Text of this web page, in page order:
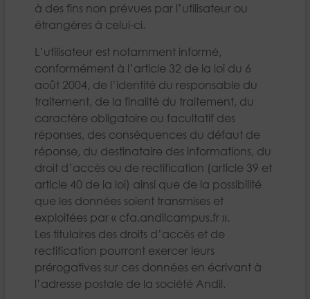
à des fins non prévues par l’utilisateur ou
étrangères à celui-ci.
L’utilisateur est notamment informé,
conformément à l’article 32 de la loi du 6
août 2004, de l’identité du responsable du
traitement, de la finalité du traitement, du
caractère obligatoire ou facultatif des
réponses, des conséquences du défaut de
réponse, du destinataire des informations, du
droit d’accès ou de rectification (article 39 et
article 40 de la loi) ainsi que de la possibilité
que les données soient transmises et
exploitées par « cfa.andilcampus.fr ».
Les titulaires des droits d’accès et de
rectification pourront exercer leurs
prérogatives sur ces données en écrivant à
l’adresse postale de la société Andil.